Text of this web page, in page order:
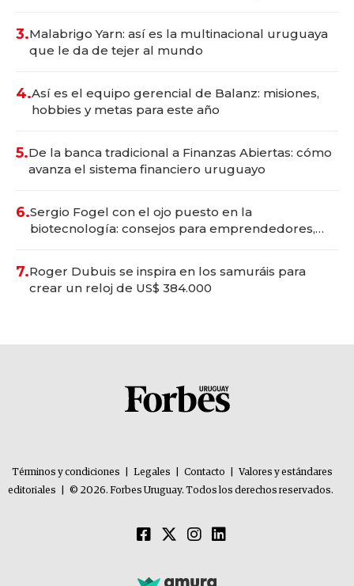
3.Malabrigo Yarn: así es la multinacional uruguaya
que le da de tejer al mundo
4.Así es el equipo gerencial de Balanz: misiones,
hobbies y metas para este año
5.De la banca tradicional a Finanzas Abiertas: cómo
avanza el sistema financiero uruguayo
6.Sergio Fogel con el ojo puesto en la
biotecnología: consejos para emprendedores,
7.Roger Dubuis se inspira en los samuráis para
crear un reloj de US$ 384.000
Términos y condiciones Legales Contacto
Valores y estándares
editoriales
© 2026. Forbes Uruguay. Todos los derechos reservados.